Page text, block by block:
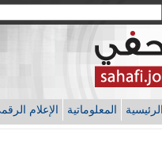
المعلوماتية الإعلام